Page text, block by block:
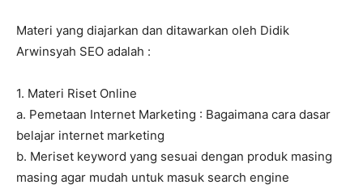
Materi yang diajarkan dan ditawarkan oleh Didik
Arwinsyah SEO adalah :
1. Materi Riset Online
a. Pemetaan Internet Marketing : Bagaimana cara dasar
belajar internet marketing
b. Meriset keyword yang sesuai dengan produk masing
masing agar mudah untuk masuk search engine